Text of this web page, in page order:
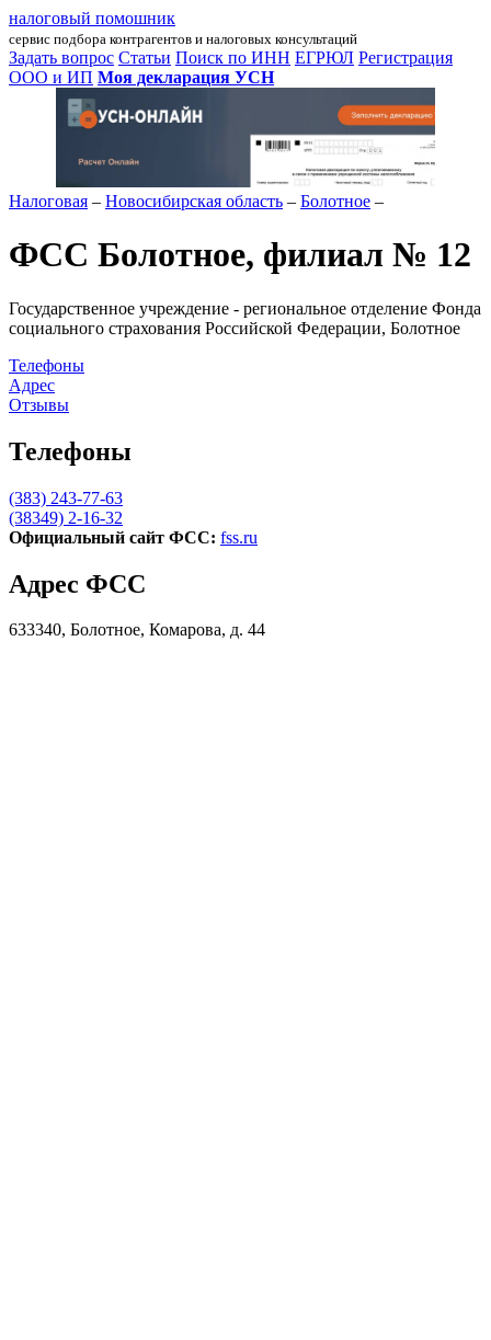
налоговый помошник
сервис подбора контрагентов и налоговых консультаций
Задать вопрос Статьи Поиск по ИНН ЕГРЮЛ Регистрация
ООО и ИП Моя декларация УСН
Налоговая – Новосибирская область – Болотное –
ФСС Болотное, филиал № 12
Государственное учреждение - региональное отделение Фонда
социального страхования Российской Федерации, Болотное
Телефоны
Адрес
Отзывы
Телефоны
(383) 243-77-63
(38349) 2-16-32
Официальный сайт ФСС: fss.ru
Адрес ФСС
633340, Болотное, Комарова, д. 44